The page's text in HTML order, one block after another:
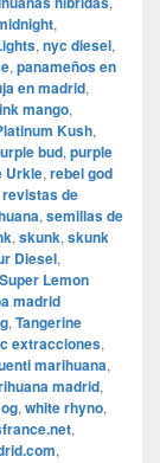
,
, nyc diesel,
, panameños en
en madrid,
mango,
Kush,
bud, purple
Urkle, rebel god
revistas de
, semillas de
, skunk, skunk
Diesel,
Super Lemon
madrid
, Tangerine
extracciones,
marihuana,
madrid,
, white rhyno,
,
,